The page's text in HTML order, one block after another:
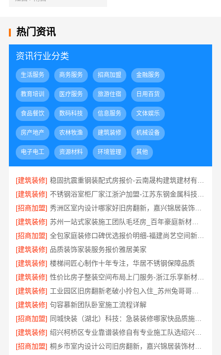
热门资讯
资讯行业分类
生活服务 商务服务 招商加盟 金融服务
教育培训 医疗服务 旅游住宿 日用百货
食品餐饮 数码科技 信息服务 文体娱乐
房产地产 农林牧渔 建筑装修 机械设备
电子电工 资源材料 环境管理 其他
[建筑装修]
[建筑装修]
[招商加盟]
秀洲区室内设计哪家好旧房翻新，嘉兴锦居装饰材料有限公司
[建筑装修]
苏州一站式家装施工团队毛坯房_百年豪庭新材料全案
[招商加盟]
全包家庭装修口碑优选报价明细-福建尚艺空间新材料科技有限公司
[建筑装修] 品质装饰家装服务报价雅居美家
[建筑装修] 楼梯间匠心制作十年专注，华居不锈钢保障品质
[建筑装修]
性价比房子整装空间布局上门服务-浙江乐享新材料有限公司
[建筑装修]
工业园区旧房翻新老破小拎包入住_苏州兔哥哥智装新材料有限公司全包服务
[建筑装修] 句容慕新团队卧室施工流程详解
[招商加盟]
同城快装（湖北）科技：急装装修哪家快品质施工放心
[建筑装修]
绍兴柯桥区专业靠谱装修自有专业施工队选绍兴卓鑫装饰材料有限公司
[招商加盟]
桐乡市室内设计公司旧房翻新，嘉兴锦居装饰材料有限公司经验丰富